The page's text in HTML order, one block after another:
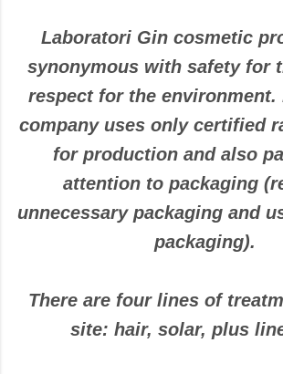
Laboratori Gin cosmetic
synonymous with safety for
respect for the
company uses only certified
for production and also
attention to packaging
unnecessary packaging and
packaging).
There are four lines of
site: hair, solar, plus